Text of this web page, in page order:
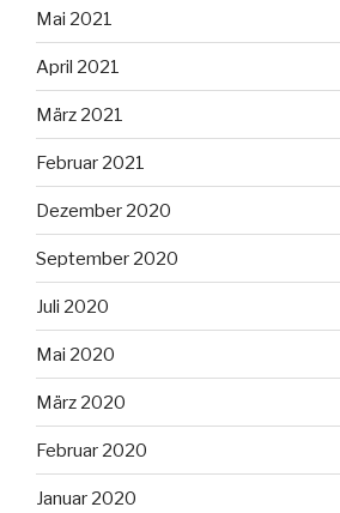
Mai 2021
April 2021
März 2021
Februar 2021
Dezember 2020
September 2020
Juli 2020
Mai 2020
März 2020
Februar 2020
Januar 2020